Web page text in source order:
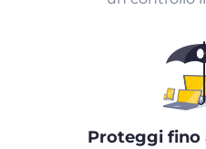
Proteggi fino